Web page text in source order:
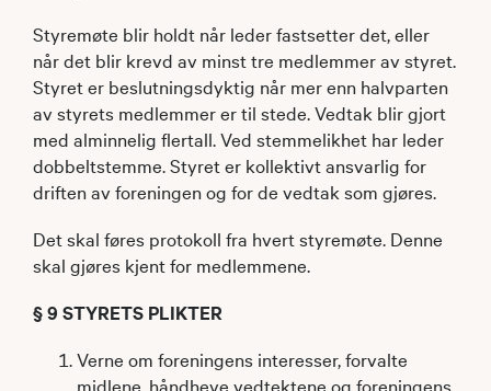
Styremøte blir holdt når leder fastsetter det, eller
når det blir krevd av minst tre medlemmer av styret.
Styret er beslutningsdyktig når mer enn halvparten
av styrets medlemmer er til stede. Vedtak blir gjort
med alminnelig flertall. Ved stemmelikhet har leder
dobbeltstemme. Styret er kollektivt ansvarlig for
driften av foreningen og for de vedtak som gjøres.
Det skal føres protokoll fra hvert styremøte. Denne
skal gjøres kjent for medlemmene.
§ 9 STYRETS PLIKTER
Verne om foreningens interesser, forvalte
midlene, håndheve vedtektene og foreningens